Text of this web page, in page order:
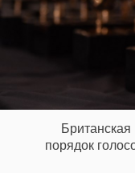
порядок